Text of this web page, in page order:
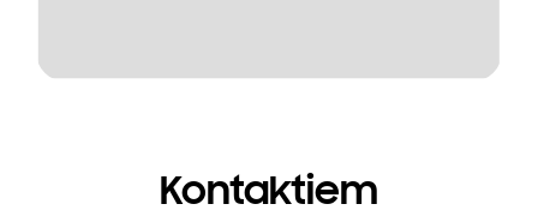
Kontaktiem